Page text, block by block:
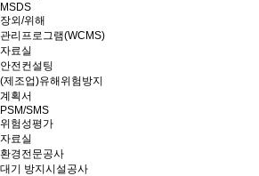
MSDS
장외/위해
관리프로그램(WCMS)
자료실
안전컨설팅
(제조업)유해위험방지
계획서
PSM/SMS
위험성평가
자료실
환경전문공사
대기 방지시설공사